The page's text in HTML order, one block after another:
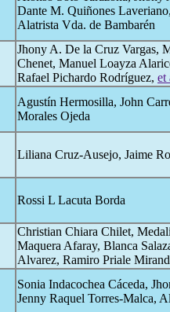
Dante M. Quiñones
Alatrista Vda. de Bambarén
Jhony A. De la Cruz Vargas,
Chenet, Manuel Loayza
Rafael Pichardo Rodríguez, et
Agustín Hermosilla, John
Morales Ojeda
Liliana Cruz-Ausejo, Jaime
Rossi L Lacuta Borda
Christian Chiara Chilet,
Maquera Afaray, Blanca
Alvarez, Ramiro Priale
Sonia Indacochea Cáceda,
Jenny Raquel Torres-Malca,